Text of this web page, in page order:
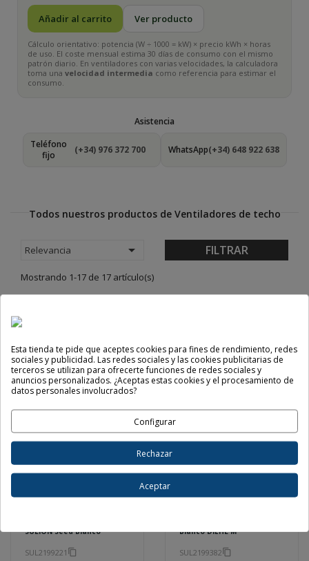
Añadir al carrito Ver producto
Cálculo orientativo: potencia (W ÷ 1000 = kW) × precio kWh × horas
de uso. El coste mensual estima 30 días de consumo con el mismo
patrón diario. En ventiladores con varias velocidades, la calculadora
toma una velocidad intermedia como referencia para estimar el
consumo.
Asistencia
Teléfono
fijo
(+34) 976 372 700 WhatsApp(+34) 648 922 638
Todos nuestros productos de Ventiladores de techo
Relevancia  FILTRAR
Mostrando 1-17 de 17 artículo(s)
Ventilador De Techo
MONTY - Ref.2179506
SULION
SUL2179506content_copy
95,59 €
Ventilador SULION NATI M
Madera 2180724
SUL2180724content_copy
SULION Seed Blanco
SUL2199221 content_copy
Blanco DIEHL M
SUL2199382content_copy
Esta tienda te pide que aceptes cookies para fines de rendimiento, redes
sociales y publicidad. Las redes sociales y las cookies publicitarias de
terceros se utilizan para ofrecerte funciones de redes sociales y
anuncios personalizados. ¿Aceptas estas cookies y el procesamiento de
datos personales involucrados?
Configurar
Rechazar
Aceptar